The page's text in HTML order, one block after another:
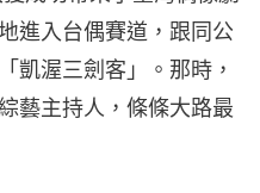
進入台偶賽道，跟同公
凱渥三劍客」。那時，
藝主持人，條條大路最